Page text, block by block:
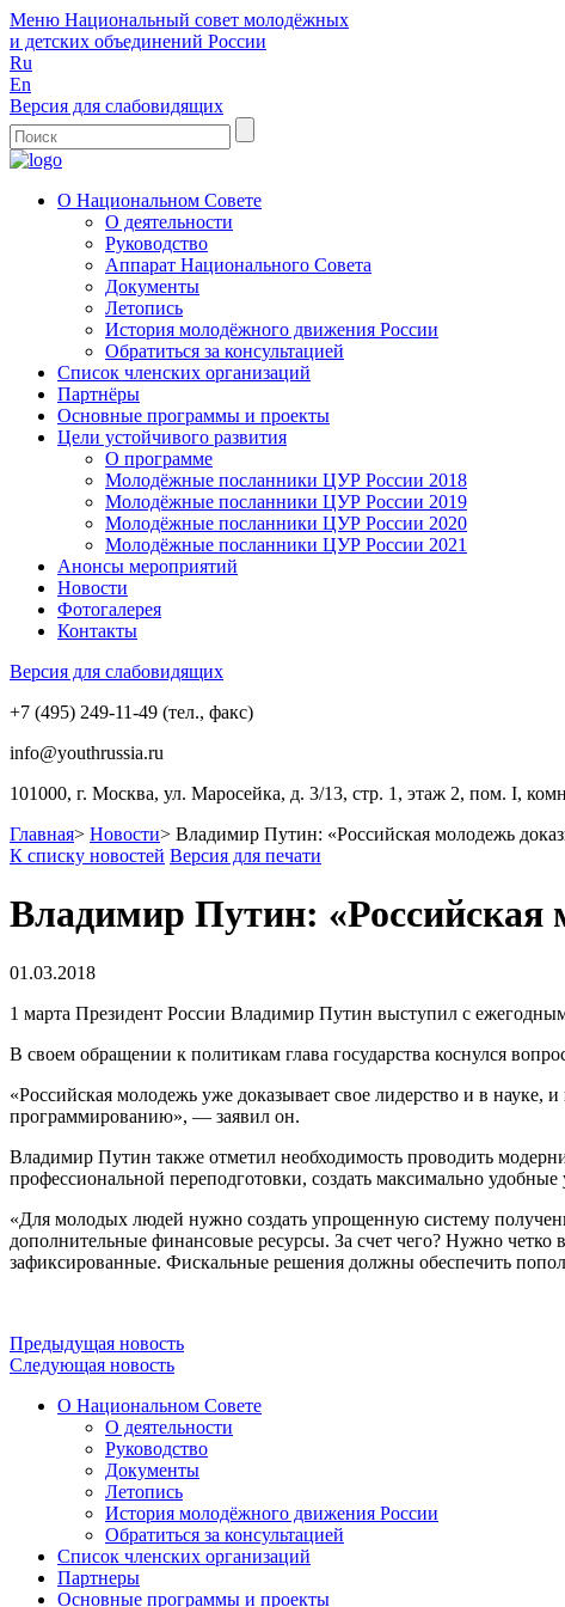
Меню Национальный совет молодёжных
и детских объединений России
Ru
En
Версия для слабовидящих
О Национальном Совете
О деятельности
Руководство
Аппарат Национального Совета
Документы
Летопись
История молодёжного движения России
Обратиться за консультацией
Список членских организаций
Партнёры
Основные программы и проекты
Цели устойчивого развития
О программе
Молодёжные посланники ЦУР России 2018
Молодёжные посланники ЦУР России 2019
Молодёжные посланники ЦУР России 2020
Молодёжные посланники ЦУР России 2021
Анонсы мероприятий
Новости
Фотогалерея
Контакты
Версия для слабовидящих
+7 (495) 249-11-49 (тел., факс)
info@youthrussia.ru
101000, г. Москва, ул. Маросейка, д. 3/13, стр. 1, этаж 2, пом. I,
Главная> Новости> Владимир Путин: «Российская молодежь
К списку новостей Версия для печати
Владимир Путин: «Российская
01.03.2018
1 марта Президент России Владимир Путин выступил с
В своем обращении к политикам глава государства коснулся
«Российская молодежь уже доказывает свое лидерство и в
программированию», — заявил он.
Владимир Путин также отметил необходимость проводить
профессиональной переподготовки, создать максимально
«Для молодых людей нужно создать упрощенную систему
дополнительные финансовые ресурсы. За счет чего? Нужно
зафиксированные. Фискальные решения должны обеспечить
Предыдущая новость
Следующая новость
О Национальном Совете
О деятельности
Руководство
Документы
Летопись
История молодёжного движения России
Обратиться за консультацией
Список членских организаций
Партнеры
Основные программы и проекты